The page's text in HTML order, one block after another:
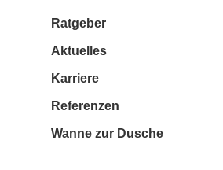
Ratgeber
Aktuelles
Karriere
Referenzen
Wanne zur Dusche